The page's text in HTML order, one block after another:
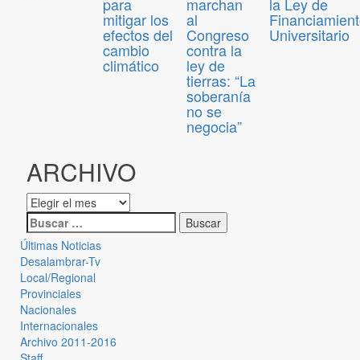
mitigar los
efectos del
cambio
climático
al
Congreso
contra la
ley de
tierras: “La
soberanía
no se
negocia”
Universitario
ARCHIVO
Últimas Noticias
Desalambrar-Tv
Local/Regional
Provinciales
Nacionales
Internacionales
Archivo 2011-2016